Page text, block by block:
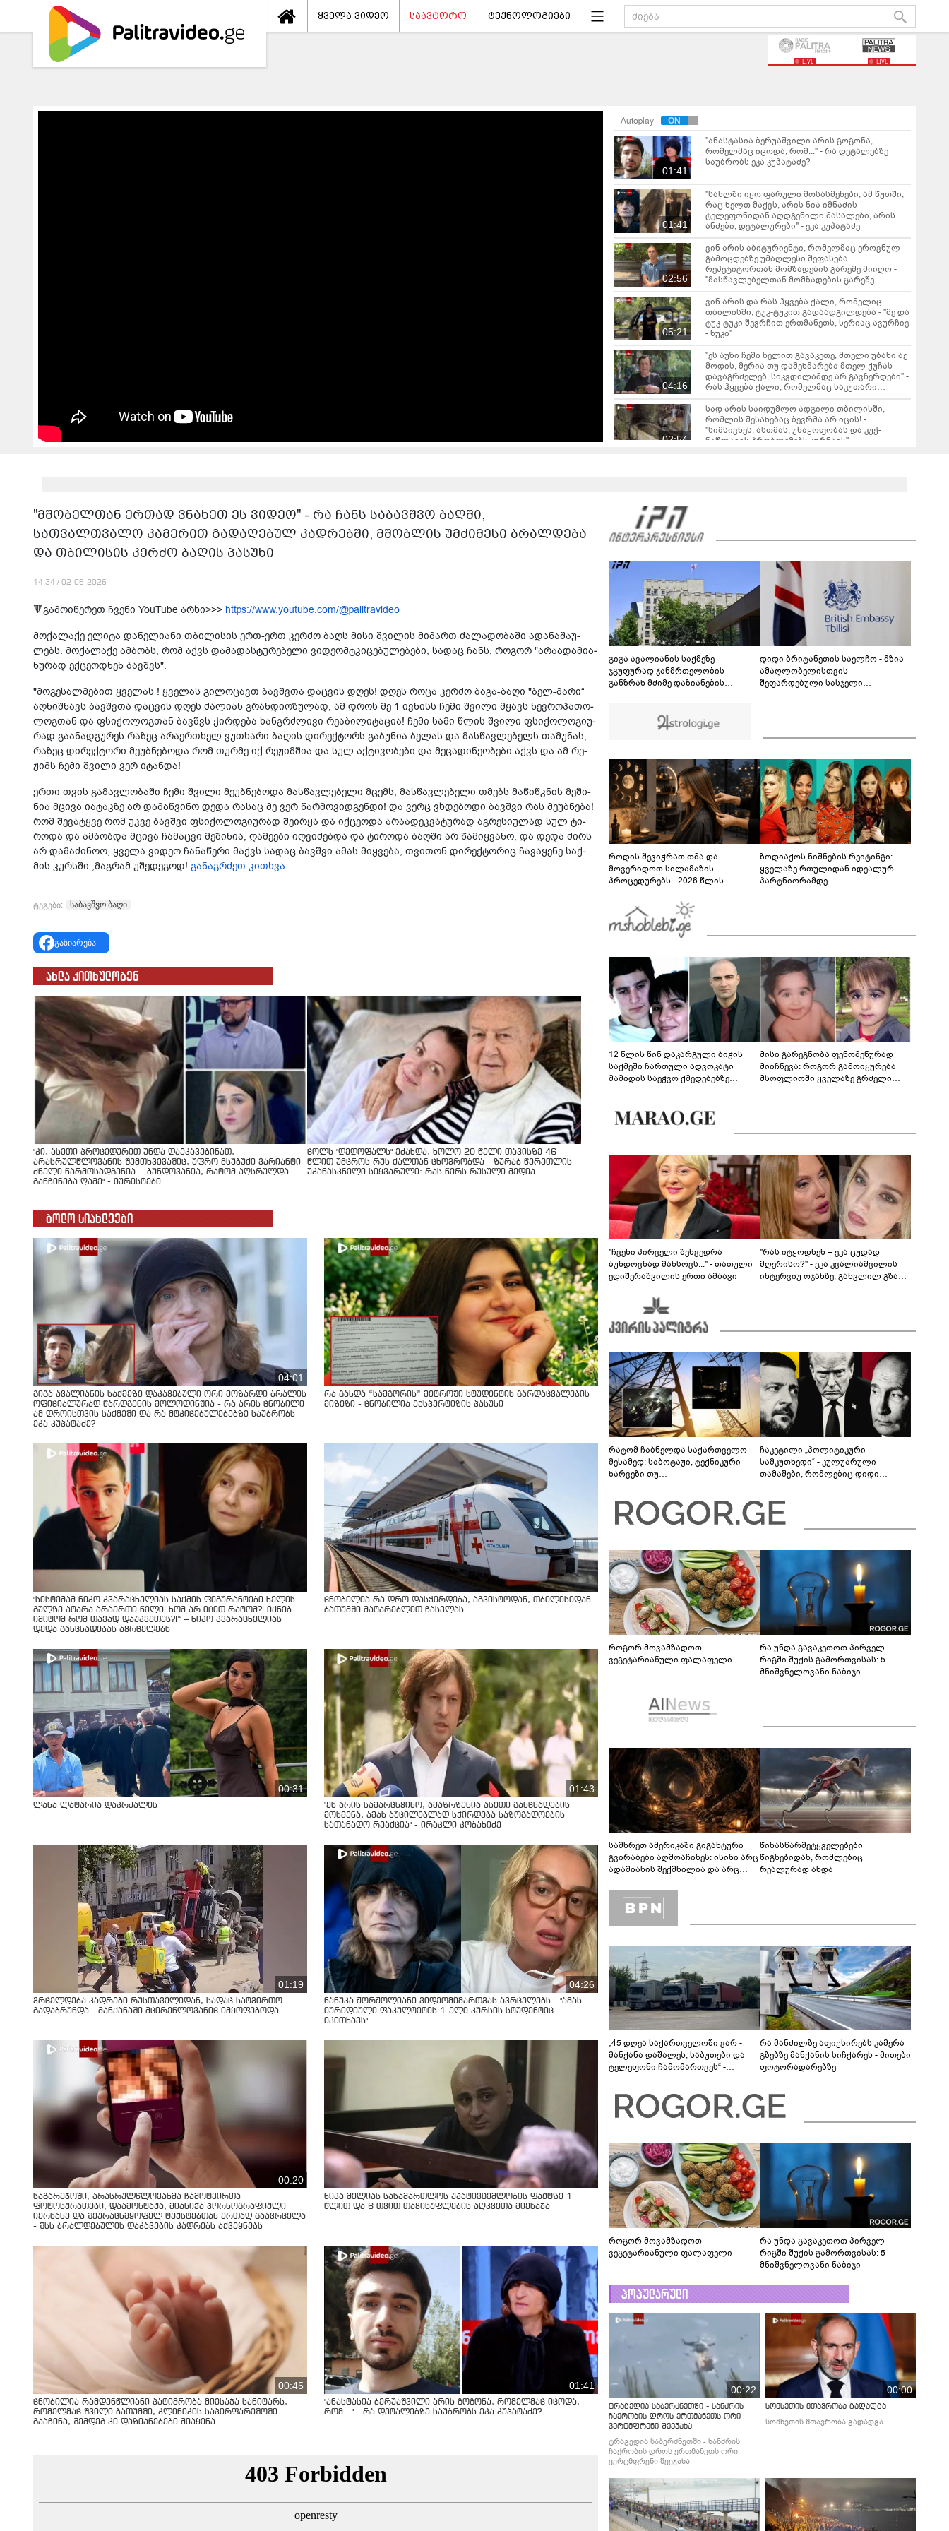
ყველა ვიდეო საავტორო ტექნოლოგიები
LIVE LIVE
Autoplay
01:41
"ანასტასია ბერუაშვილი არის გოგონა,
რომელმაც იცოდა, რომ..." - რა დეტალებზე
საუბრობს ეკა კუპატაძე?
01:41
"სახლში იყო ფარული მოსასმენები, ამ წუთში,
რაც ხელთ მაქვს, არის ნია იმნაძის
ტელეფონიდან აღდგენილი მასალები, არის
ანძები, დეტალურები" - ეკა კუპატაძე
02:56
ვინ არის აბიტურიენტი, რომელმაც ეროვნულ
გამოცდებზე უმაღლესი შეფასება
რეპეტიტორთან მომზადების გარეშე მიიღო -
"მასწავლებელთან მომზადების გარეშე
მაღალი ქულების მიღება შესაძლებელია, თუ..."
05:21
ვინ არის და რას ჰყვება ქალი, რომელიც
თბილისში, ტუკ-ტუკით გადაადგილდება - "მე და
ტუკ-ტუკი შევრჩით ერთმანეთს, სერიაც ავურჩიე
- ნუკი"
04:16
"ეს აუზი ჩემი ხელით გავაკეთე, მთელი უბანი აქ
მოდის, მერია თუ დამეხმარება მთელ ქუჩას
დავაგრძელებ, სიკვდილამდე არ გავჩერდები" -
რას ჰყვება ქალი, რომელმაც საკუთარი
კორპუსის წინ, საოცარი ბაღი მოაწყო
02:54
სად არის საიდუმლო ადგილი თბილისში,
რომლის შესახებაც ბევრმა არ იცის! -
"სიმსივნეს, ასთმას, უნაყოფობას და კუჭ-
ნაწლავის პრობლემებს კურნავს"
ჰყვება ქალი სკივრის გასაღებზე, რომელიც
04:01
რას ჰყვება 60 წლის აბიტურიენტი? - "ყველას
მინდა ვუთხრა, გაბედონ ის, რისი გაკეთებაც
უნდათ"
02:08
"სათამაშო საჭის გაკეთებას 2 კვირა
მოვანდომე" - გაიცანით 13 წლის
გამომგონებელი ბიჭი, რომელიც ქედის
მუნიციპალიტეტში ცხოვრობს
"მშობელთან ერთად ვნახეთ ეს ვიდეო" - რა ჩანს საბავშვო ბაღში,
სათვალთვალო კამერით გადაღებულ კადრებში, მშობლის უმძიმესი ბრალდება
და თბილისის კერძო ბაღის პასუხი
14:34 / 02-06-2026
🔻გამოიწერეთ ჩვენი YouTube არხი>>> https://www.youtube.com/@palitravideo
მო­ქა­ლა­ქე ელი­ტა და­ნე­ლი­ა­ნი თბი­ლი­სის ერთ-ერთ კერ­ძო ბაღს მისი შვი­ლის მი­მართ ძა­ლა­დო­ბა­ში ადა­ნა­შა­უ­
ლებს. მო­ქა­ლა­ქე ამ­ბობს, რომ აქვს და­მა­დას­ტუ­რე­ბე­ლი ვი­დე­ომ­ტკი­ცე­ბუ­ლე­ბე­ბი, სა­დაც ჩანს, რო­გორ "არა­ა­და­მი­ა­
ნუ­რად ექ­ცე­ოდ­ნენ ბავ­შვს".
"მო­გე­სალ­მე­ბით ყვე­ლას ! ყვე­ლას გი­ლო­ცავთ ბავ­შვთა დაც­ვის დღეს! დღეს როცა კერ­ძო ბაგა-ბაღი "ბელ-მარი“
აღ­ნიშ­ნავს ბავ­შვთა დაც­ვის დღეს ძა­ლი­ან გრან­დი­ო­ზუ­ლად, ამ დროს მე 1 ივ­ნისს ჩემი შვი­ლი მყავს ნევ­რო­პა­თო­
ლოგ­თან და ფსი­ქო­ლოგ­თან ბავ­შვს ჭირ­დე­ბა ხან­გრძლი­ვი რე­ა­ბი­ლი­ტა­ცია! ჩემი სამი წლის შვი­ლი ფსი­ქო­ლო­გი­უ­
რად გა­ა­ნად­გუ­რეს რა­ზეც არა­ერ­თხელ ვუ­თხა­რი ბა­ღის დი­რექ­ტორს გა­ბუ­ნია ბე­ლას და მას­წავ­ლე­ბელს თა­მუ­ნას,
რა­ზეც დი­რექ­ტო­რი მე­უბ­ნე­ბო­და რომ თურ­მე იქ რე­ჟიმ­შია და სულ აქ­ტი­ვო­ბე­ბი და მე­ცა­დი­ნე­ო­ბე­ბი აქვს და ამ რე­
ჟიმს ჩემი შვი­ლი ვერ იტან­და!
ერთი თვის გა­მავ­ლო­ბა­ში ჩემი შვი­ლი მე­უბ­ნე­ბო­და მას­წავ­ლე­ბე­ლი მცემს, მას­წავ­ლე­ბე­ლი თმებს მა­წიწ­კნის მე­ში­
ნია მცი­ვა ია­ტაკ­ზე არ და­მაწ­ვი­ნო დედა რა­საც მე ვერ წარ­მო­ვიდ­გენ­დი! და ვერც ვხდე­ბო­დი ბავ­შვი რას მე­უბ­ნე­ბა!
რომ შე­ვა­ტყვე რომ უკვე ბავ­შვი ფსი­ქო­ლო­გი­უ­რად შე­ირ­ყა და იქ­ცე­ო­და არა­ა­დეკ­ვა­ტუ­რად აგ­რე­სი­უ­ლად სულ ტი­
რო­და და ამ­ბობ­და მცი­ვა ჩა­მაც­ვი მე­ში­ნია, ღა­მე­ე­ბი იღ­ვი­ძებ­და და ტი­რო­და ბაღ­ში არ წა­მიყ­ვა­ნო, და დედა ძირს
არ და­მა­ძი­ნოო, ყვე­ლა ვი­დეო ჩა­ნა­წე­რი მაქვს სა­დაც ბავ­შვი ამას მიყ­ვე­ბა, თვი­თონ დი­რექ­ტო­რიც ჩა­ვა­ყე­ნე საქ­
მის კურ­სში ,მაგ­რამ უშე­დე­გოდ! განაგრძეთ კითხვა
ტეგები: საბავშვო ბაღი
გაზიარება
ახლა კითხულობენ
"კი, ასეთი პროცედურით უნდა დაეკავებინათ,
არასრულწლოვანის შემთხვევაშიც, უფრო მსუბუქი ვარიანტი
ძნელი წარმოსადგენია... ბუნდოვანია, რატომ აღსრულდა
განჩინება ღამე" - იურისტები
ცოლს "დედოფალს" ეძახდა, ხოლო 20 წელი თავისზე 46
წლით უმცროს რუს ქალთან ცხოვრობდა - ზურაბ წერეთლის
უკანასკნელი სიყვარული: რას წერს რუსული მედია
ბოლო სიახლეები
04:01
გიგა ავალიანის საქმეზე დაკავებული ორი მოზარდი ბრალის
ოფიციალურად წარდგენის მოლოდინშია - რა არის ცნობილი
ამ დროისთვის საქმეში და რა მტკიცებულებებზე საუბრობს
ეკა კუპატაძე?
რა გახდა “სამგორის” მეტროში სტუდენტის გარდაცვალების
მიზეზი - ცნობილია ექსპერტიზის პასუხი
"სისტემამ ნიკო კვარაცხელიას საქმის ფიგურანტები ხელის
გულზე ატარა არაერთი წელი! ხომ არ იცით რატომ?! იქნებ
იმიტომ რომ თავად დაუკვეთეს?!“ – ნიკო კვარაცხელიას
დედა განცხადებას ავრცელებს
ცნობილია რა დრო დასჭირდება, აგვისტოდან, თბილისიდან
ბათუმში მატარებლით ჩასვლას
00:31
ლანა ლატარია დაკრძალეს
01:43
"ეს არის სამარცხვინო, ამაზრზენია ასეთი განცხადების
მოსმენა, ამას აუცილებლად სჭირდება საზოგადოების
სათანადო რეაქცია" - ირაკლი კობახიძე
01:19
ვრცელდება კადრები რუსთაველიდან, სადაც სატვირთო
გადაბრუნდა - მანქანაში მცირეწლოვანიც იმყოფებოდა
04:26
ნანუკა ჟორჟოლიანი ვიდეომიმართვას ავრცელებს - "ამას
იურიდიული ფაკულტეტის 1-ელი კურსის სტუდენტიც
იკითხავს"
00:20
საგარეჯოში, არასრულწლოვანმა ჩამოტვირთა
ფოტოსურათები, დაამონტაჟა, მიანიჭა პორნოგრაფიული
იერსახე და შეურაცხმყოფელ ტექსტებთან ერთად გაავრცელა
- შსს ბრალდებულის დაკავების კადრებს აქვეყნებს
ნიკა მელიას სასამართლოს უპატივცემლობის ფაქტზე 1
წლით და 6 თვით თავისუფლების აღკვეთა მიესაჯა
00:45
ცნობილია რამდენწლიანი პატიმრობა მიესაჯა სანიტარს,
რომელმაც შვილი ბათუმში, კლინიკის საპირფარეშოში
გააჩინა, შემდეგ კი დაზიანებები მიაყენა
01:41
"ანასტასია ბერუაშვილი არის გოგონა, რომელმაც იცოდა,
რომ..." - რა დეტალებზე საუბრობს ეკა კუპატაძე?
გიგა ავალიანის საქმეზე
ჯგუფურად ჯანმრთელობის
განზრახ მძიმე დაზიანების
დანაშაულის შეუტყობინებლობის
ფაქტზე ანასტასია ბერუაშვილს
დიდი ბრიტანეთის საელჩო - მზია
ამაღლობელისთვის
შეფარდებული სასჯელი
როდის შევიჭრათ თმა და
მოვერიდოთ სილამაზის
პროცედურებს - 2026 წლის
გზამკვლევი
ზოდიაქოს ნიშნების რეიტინგი:
ყველაზე რთულიდან იდეალურ
პარტნიორამდე
12 წლის წინ დაკარგული ბიჭის
საქმეში ჩართული ადვოკატი
მამიდის საეჭვო ქმედებებზე
მოწოდებაზე... წლობით
მიმდინარეობდა საქმის
მისი გარეგნობა ფენომენურად
მიიჩნევა: როგორ გამოიყურება
მსოფლიოში ყველაზე გრძელი
"ჩვენი პირველი შეხვედრა
ბუნდოვნად მახსოვს..." - თათული
ედიშერაშვილის ერთი ამბავი
"რას იტყოდნენ – ეკა ცუდად
მღერისო?" - ეკა კვალიაშვილის
ინტერვიუ ოჯახზე, განვლილ გზასა
რატომ ჩაბნელდა საქართველო
მესამედ: საბოტაჟი, ტექნიკური
ხარვეზი თუ
ჩაკეტილი „პოლიტიკური
სამკუთხედი“ - კულუარული
თამაშები, რომლებიც დიდი
როგორ მოვამზადოთ
ვეგეტარიანული ფალაფელი
რა უნდა გავაკეთოთ პირველ
რიგში შუქის გამორთვისას: 5
მნიშვნელოვანი ნაბიჯი
სამხრეთ ამერიკაში გიგანტური
გვირაბები აღმოაჩინეს: ისინი არც
ადამიანის შექმნილია და არც
ლაბირინთები?
წინასწარმეტყველებები
წიგნებიდან, რომლებიც
რეალურად ახდა
„45 დღეა საქართველოში ვარ -
მანქანა დაშალეს, საბუთები და
ტელეფონი ჩამომართვეს“ -
გავლას ვერ ახერხებენ
რა მანძილზე აფიქსირებს კამერა
გზებზე მანქანის სიჩქარეს - მითები
ფოტორადარებზე
როგორ მოვამზადოთ
ვეგეტარიანული ფალაფელი
რა უნდა გავაკეთოთ პირველ
რიგში შუქის გამორთვისას: 5
მნიშვნელოვანი ნაბიჯი
პოპულარული
00:22
ტრაგედია საბერძნეთში - ხანძრის
ჩაქრობის დროს ერთმანეთს ორი
ვერტმფრენი შეეჯახა
ტრაგედია საბერძნეთში - ხანძრის
ჩაქრობის დროს ერთმანეთს ორი
ვერტმფრენი შეეჯახა
00:00
სომხეთის მთავრობა გადადგა
სომხეთის მთავრობა გადადგა